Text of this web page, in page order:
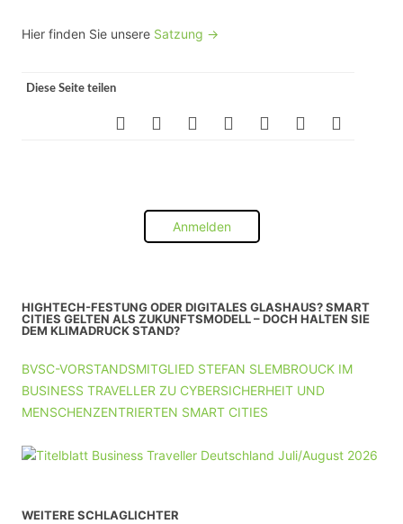
Hier finden Sie unsere Satzung ->
Diese Seite teilen
Anmelden
HIGHTECH-FESTUNG ODER DIGITALES GLASHAUS? SMART
CITIES GELTEN ALS ZUKUNFTSMODELL – DOCH HALTEN SIE
DEM KLIMADRUCK STAND?
BVSC-VORSTANDSMITGLIED STEFAN SLEMBROUCK IM
BUSINESS TRAVELLER ZU CYBERSICHERHEIT UND
MENSCHENZENTRIERTEN SMART CITIES
WEITERE SCHLAGLICHTER